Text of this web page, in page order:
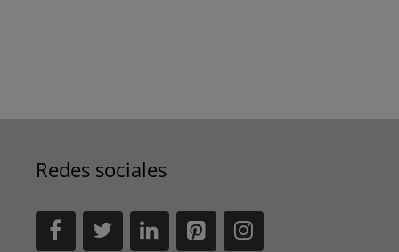
Redes sociales